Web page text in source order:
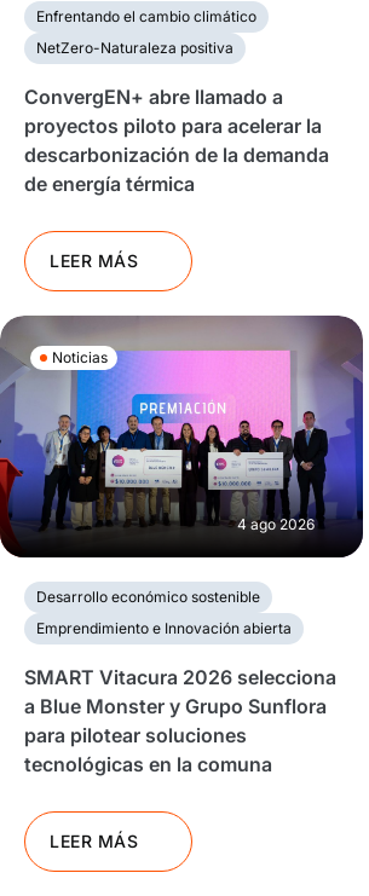
Enfrentando el cambio climático
NetZero-Naturaleza positiva
ConvergEN+ abre llamado a
proyectos piloto para acelerar la
descarbonización de la demanda
de energía térmica
LEER MÁS
Noticias
4 ago 2026
Desarrollo económico sostenible
Emprendimiento e Innovación abierta
SMART Vitacura 2026 selecciona
a Blue Monster y Grupo Sunflora
para pilotear soluciones
tecnológicas en la comuna
LEER MÁS